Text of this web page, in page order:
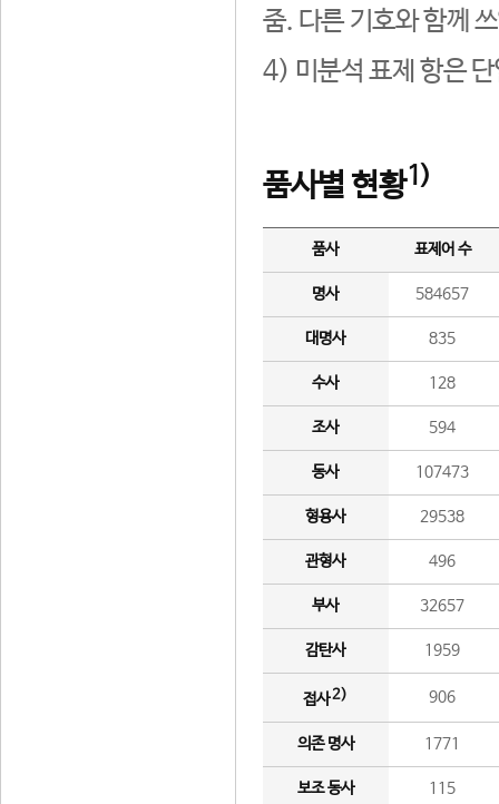
줌. 다른 기호와 함께
4) 미분석 표제 항은
품사별 현황1)
품사 표제어 수
명사 584657
대명사 835
수사 128
조사 594
동사 107473
형용사 29538
관형사 496
부사 32657
감탄사 1959
접사2) 906
의존 명사 1771
보조 동사 115